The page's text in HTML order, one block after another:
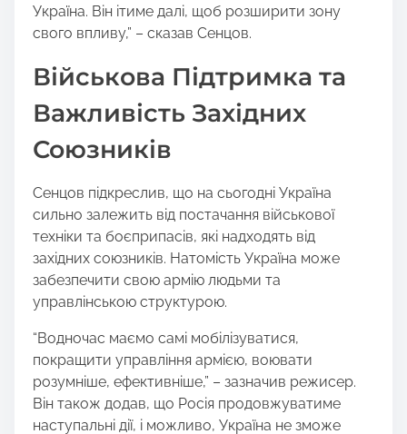
Україна. Він ітиме далі, щоб розширити зону
свого впливу,” – сказав Сенцов.
Військова Підтримка та
Важливість Західних
Союзників
Сенцов підкреслив, що на сьогодні Україна
сильно залежить від постачання військової
техніки та боєприпасів, які надходять від
західних союзників. Натомість Україна може
забезпечити свою армію людьми та
управлінською структурою.
“Водночас маємо самі мобілізуватися,
покращити управління армією, воювати
розумніше, ефективніше,” – зазначив режисер.
Він також додав, що Росія продовжуватиме
наступальні дії, і можливо, Україна не зможе